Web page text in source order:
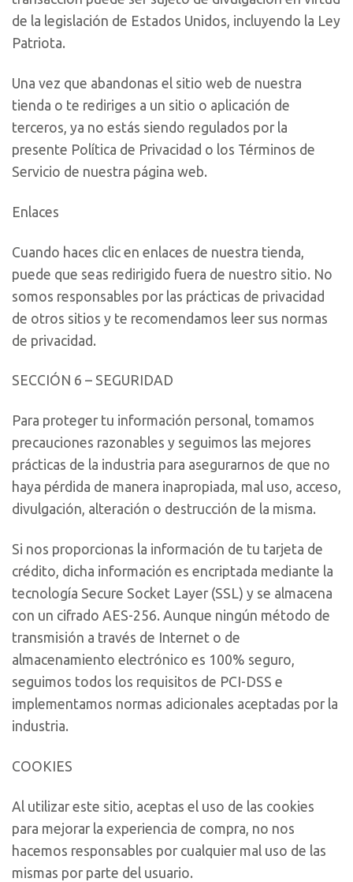
de la legislación de Estados Unidos, incluyendo la Ley
Patriota.
Una vez que abandonas el sitio web de nuestra
tienda o te rediriges a un sitio o aplicación de
terceros, ya no estás siendo regulados por la
presente Política de Privacidad o los Términos de
Servicio de nuestra página web.
Enlaces
Cuando haces clic en enlaces de nuestra tienda,
puede que seas redirigido fuera de nuestro sitio. No
somos responsables por las prácticas de privacidad
de otros sitios y te recomendamos leer sus normas
de privacidad.
SECCIÓN 6 – SEGURIDAD
Para proteger tu información personal, tomamos
precauciones razonables y seguimos las mejores
prácticas de la industria para asegurarnos de que no
haya pérdida de manera inapropiada, mal uso, acceso,
divulgación, alteración o destrucción de la misma.
Si nos proporcionas la información de tu tarjeta de
crédito, dicha información es encriptada mediante la
tecnología Secure Socket Layer (SSL) y se almacena
con un cifrado AES-256. Aunque ningún método de
transmisión a través de Internet o de
almacenamiento electrónico es 100% seguro,
seguimos todos los requisitos de PCI-DSS e
implementamos normas adicionales aceptadas por la
industria.
COOKIES
Al utilizar este sitio, aceptas el uso de las cookies
para mejorar la experiencia de compra, no nos
hacemos responsables por cualquier mal uso de las
mismas por parte del usuario.